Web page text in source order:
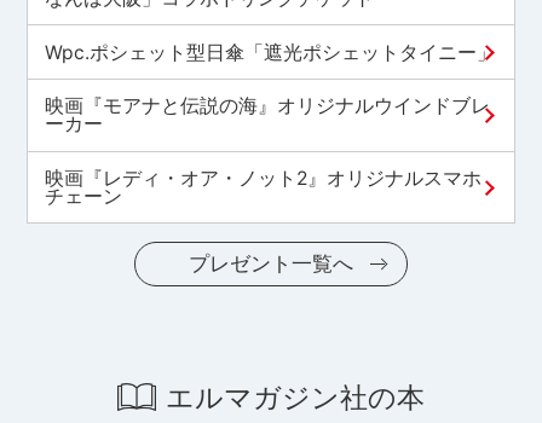
Wpc.ポシェット型日傘「遮光ポシェットタイニー」
映画『モアナと伝説の海』オリジナルウインドブレ
ーカー
映画『レディ・オア・ノット2』オリジナルスマホ
チェーン
プレゼント一覧へ
エルマガジン社の本